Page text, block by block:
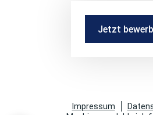
Jetzt
Impressum